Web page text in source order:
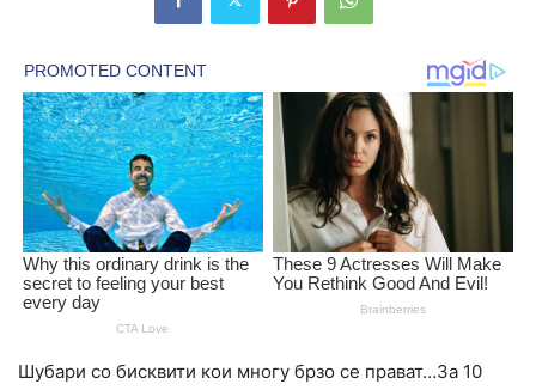
Шубари со бисквити кои многу брзо се прават…За 10